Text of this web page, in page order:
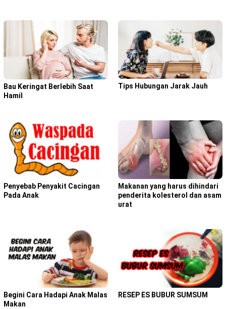
Bau Keringat Berlebih Saat
Hamil
Tips Hubungan Jarak Jauh
Penyebab Penyakit Cacingan
Pada Anak
Makanan yang harus dihindari
penderita kolesterol dan asam
urat
Begini Cara Hadapi Anak Malas
Makan
RESEP ES BUBUR SUMSUM